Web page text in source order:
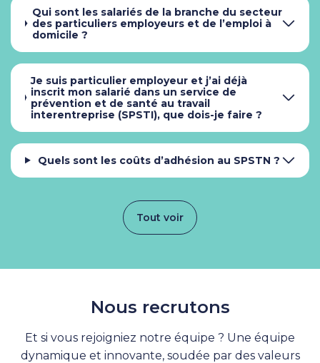
Qui sont les salariés de la branche du secteur
des particuliers employeurs et de l’emploi à
domicile ?
Je suis particulier employeur et j’ai déjà
inscrit mon salarié dans un service de
prévention et de santé au travail
interentreprise (SPSTI), que dois-je faire ?
Quels sont les coûts d’adhésion au SPSTN ?
Tout voir
Nous recrutons
Et si vous rejoigniez notre équipe ? Une équipe
dynamique et innovante, soudée par des valeurs